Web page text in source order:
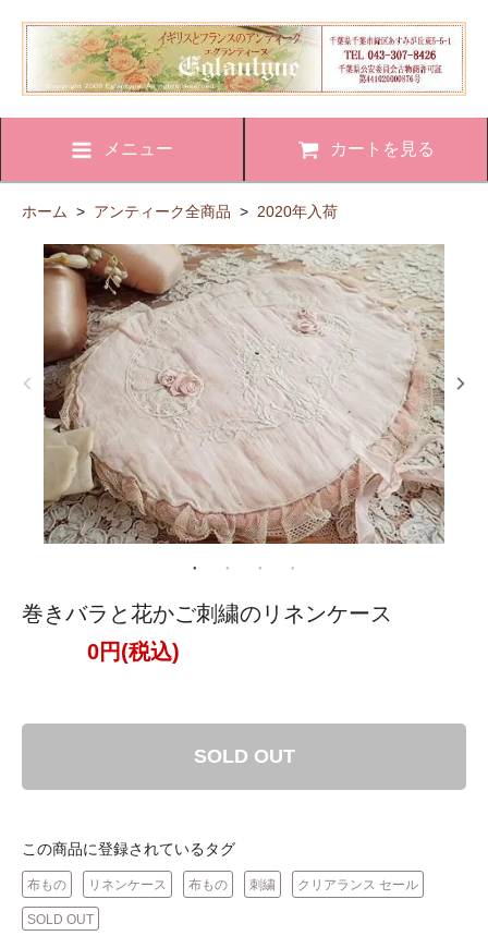
メニュー カートを見る
ホーム > アンティーク全商品 > 2020年入荷
巻きバラと花かご刺繍のリネンケース
0円(税込)
SOLD OUT
この商品に登録されているタグ
布もの リネンケース 布もの 刺繍 クリアランス セール
SOLD OUT